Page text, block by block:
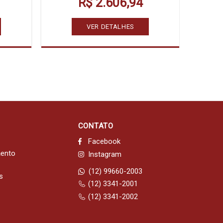
VER DETALHES
CONTATO
Facebook
Instagram
(12) 99660-2003
(12) 3341-2001
(12) 3341-2002